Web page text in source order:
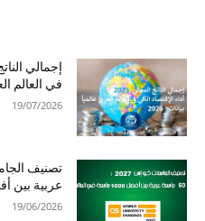
في العالم
19/07/2026
عربية بين أفضل 1000
19/06/2026